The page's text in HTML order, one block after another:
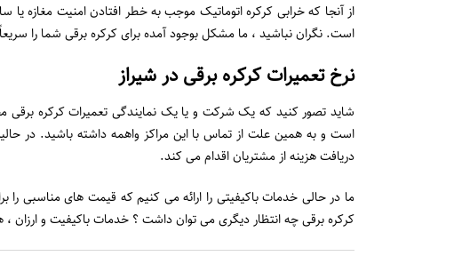
از آنجا که خرابی کرکره اتوماتیک موجب به خطر افتادن امنیت مغازه
است. نگران نباشید ، ما مشکل بوجود آمده برای کرکره برقی شما را
نرخ تعمیرات کرکره برقی در شیراز
شاید تصور کنید که یک شرکت و یا یک نمایندگی تعمیرات کرکره
است و به همین علت از تماس با این مراکز واهمه داشته باشید. در
دریافت هزینه از مشتریان اقدام می کند.
ما در حالی خدمات باکیفیتی را ارائه می کنیم که قیمت های مناسبی
کرکره برقی چه انتظار دیگری می توان داشت ؟ خدمات باکیفیت و ارزان